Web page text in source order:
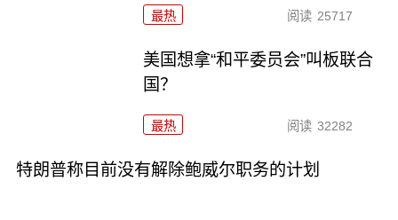
最热 阅读 25717
美国想拿“和平委员会”叫板联合
国？
最热 阅读 32282
特朗普称目前没有解除鲍威尔职务的计划